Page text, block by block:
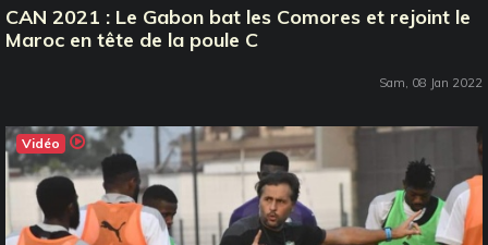
CAN 2021 : Le Gabon bat les Comores et rejoint le
Maroc en tête de la poule C
Sam, 08 Jan 2022
Vidéo